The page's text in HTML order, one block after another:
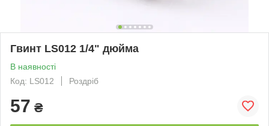
Гвинт LS012 1/4" дюйма
В наявності
Код: LS012
Роздріб
57 ₴